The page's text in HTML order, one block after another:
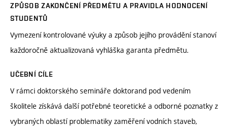
ZPŮSOB ZAKONČENÍ PŘEDMĚTU A PRAVIDLA HODNOCENÍ
STUDENTŮ
Vymezení kontrolované výuky a způsob jejího provádění stanoví
každoročně aktualizovaná vyhláška garanta předmětu.
UČEBNÍ CÍLE
V rámci doktorského semináře doktorand pod vedením
školitele získává další potřebné teoretické a odborné poznatky z
vybraných oblastí problematiky zaměření vodních staveb,